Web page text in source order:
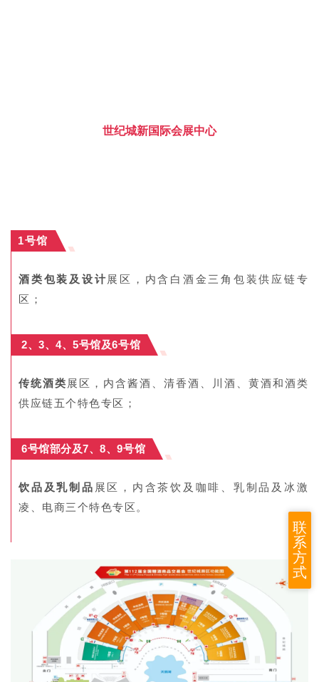
世纪城新国际会展中心
1号馆
酒类包装及设计展区，内含白酒金三角包装供应链专
区；
2、3、4、5号馆及6号馆
传统酒类 展区，内含酱酒、清香酒、川酒、黄酒和酒类
供应链五个特色专区；
6号馆部分及7、8、9号馆
饮品及乳制品 展区，内含茶饮及咖啡、乳制品及冰激
凌、电商三个特色专区。
联
系
方
式